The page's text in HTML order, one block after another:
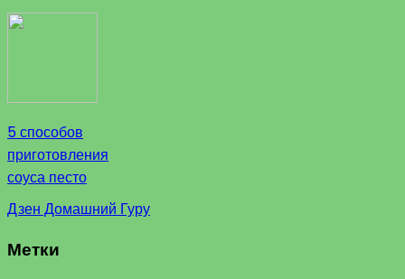
5 способов
приготовления
соуса песто
Дзен Домашний Гуру
Метки